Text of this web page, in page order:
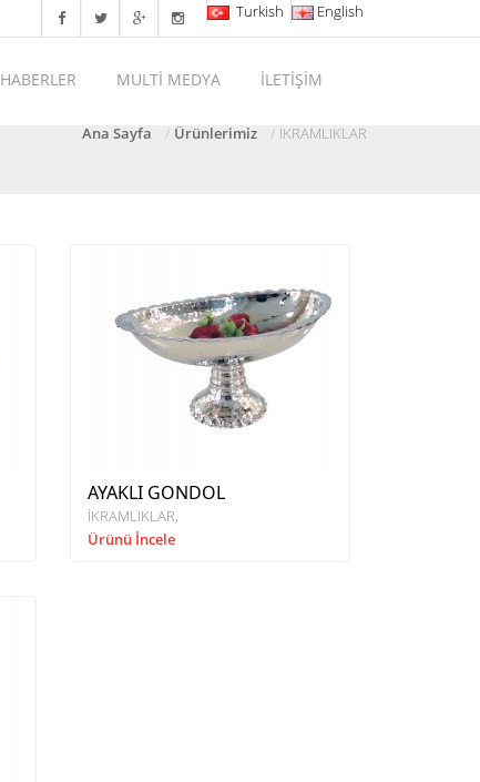
Turkish English
HABERLER MULTİ MEDYA İLETİŞİM
Ana Sayfa Ürünlerimiz İKRAMLIKLAR
AYAKLI GONDOL
İKRAMLIKLAR
Ürünü İncele